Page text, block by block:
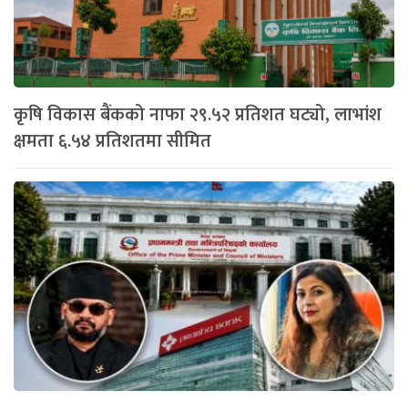
कृषि विकास बैंकको नाफा २९.५२ प्रतिशत घट्यो, लाभांश
क्षमता ६.५४ प्रतिशतमा सीमित